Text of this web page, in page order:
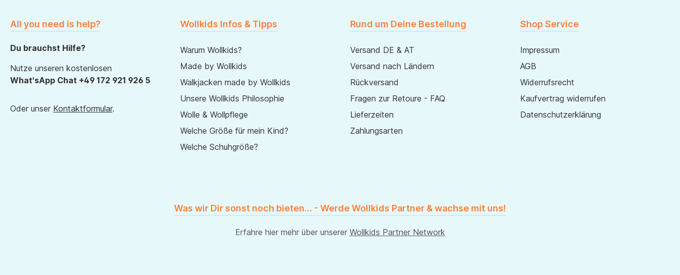
All you need is help?
Du brauchst Hilfe?
Nutze unseren kostenlosen
What'sApp Chat +49 172 921 926 5
Oder unser Kontaktformular.
Wollkids Infos & Tipps
Warum Wollkids?
Made by Wollkids
Walkjacken made by Wollkids
Unsere Wollkids Philosophie
Wolle & Wollpflege
Welche Größe für mein Kind?
Welche Schuhgröße?
Rund um Deine Bestellung
Versand DE & AT
Versand nach Ländern
Rückversand
Fragen zur Retoure - FAQ
Lieferzeiten
Zahlungsarten
Shop Service
Impressum
AGB
Widerrufsrecht
Kaufvertrag widerrufen
Datenschutzerklärung
Was wir Dir sonst noch bieten... - Werde Wollkids Partner & wachse mit uns!
Erfahre hier mehr über unserer Wollkids Partner Network